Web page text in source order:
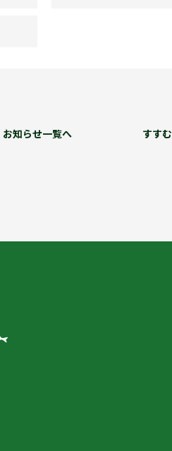
お知らせ一覧へ すすむ